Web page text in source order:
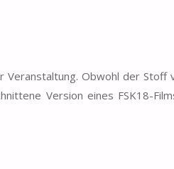
Veranstaltung. Obwohl der
Version eines FSK18-